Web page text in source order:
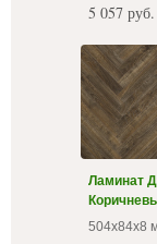
5 057
Ламинат
504х84х8